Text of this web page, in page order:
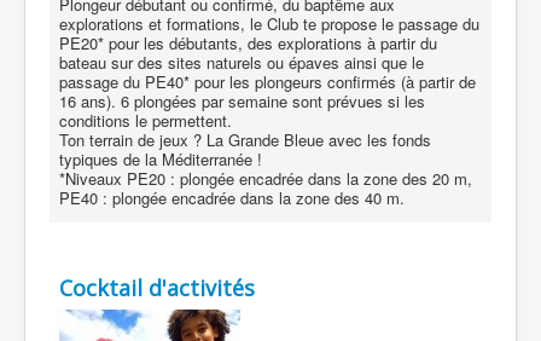
explorations et formations, le Club te propose le passage du
PE20* pour les débutants, des explorations à partir du
bateau sur des sites naturels ou épaves ainsi que le
passage du PE40* pour les plongeurs confirmés (à partir de
16 ans). 6 plongées par semaine sont prévues si les
conditions le permettent.
Ton terrain de jeux ? La Grande Bleue avec les fonds
typiques de la Méditerranée !
*Niveaux PE20 : plongée encadrée dans la zone des 20 m,
PE40 : plongée encadrée dans la zone des 40 m.
Cocktail d'activités